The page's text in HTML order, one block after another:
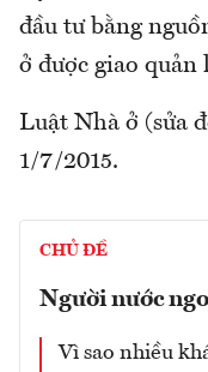
đầu tư bằng
ở được giao quản
Luật Nhà ở (sửa
1/7/2015.
CHỦ ĐỀ
Người nước
Vì sao nhiều